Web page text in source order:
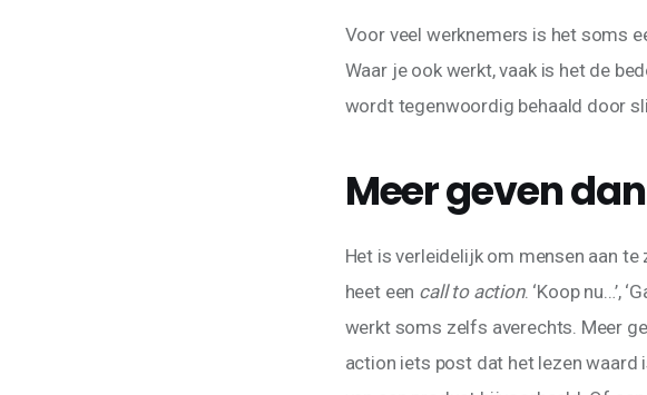
Voor veel werknemers is het soms
Waar je ook werkt, vaak is het de
wordt tegenwoordig behaald door
Meer geven
Het is verleidelijk om mensen aan
heet een call to action. ‘Koop nu…’,
werkt soms zelfs averechts. Meer
action iets post dat het lezen waard